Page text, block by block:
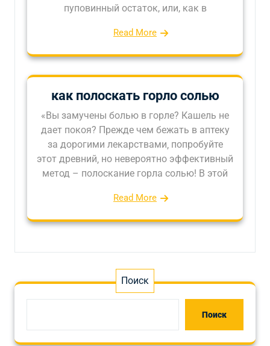
пуповинный остаток, или, как в
Read More
как полоскать горло солью
«Вы замучены болью в горле? Кашель не
дает покоя? Прежде чем бежать в аптеку
за дорогими лекарствами‚ попробуйте
этот древний‚ но невероятно эффективный
метод – полоскание горла солью! В этой
Read More
Поиск
Поиск